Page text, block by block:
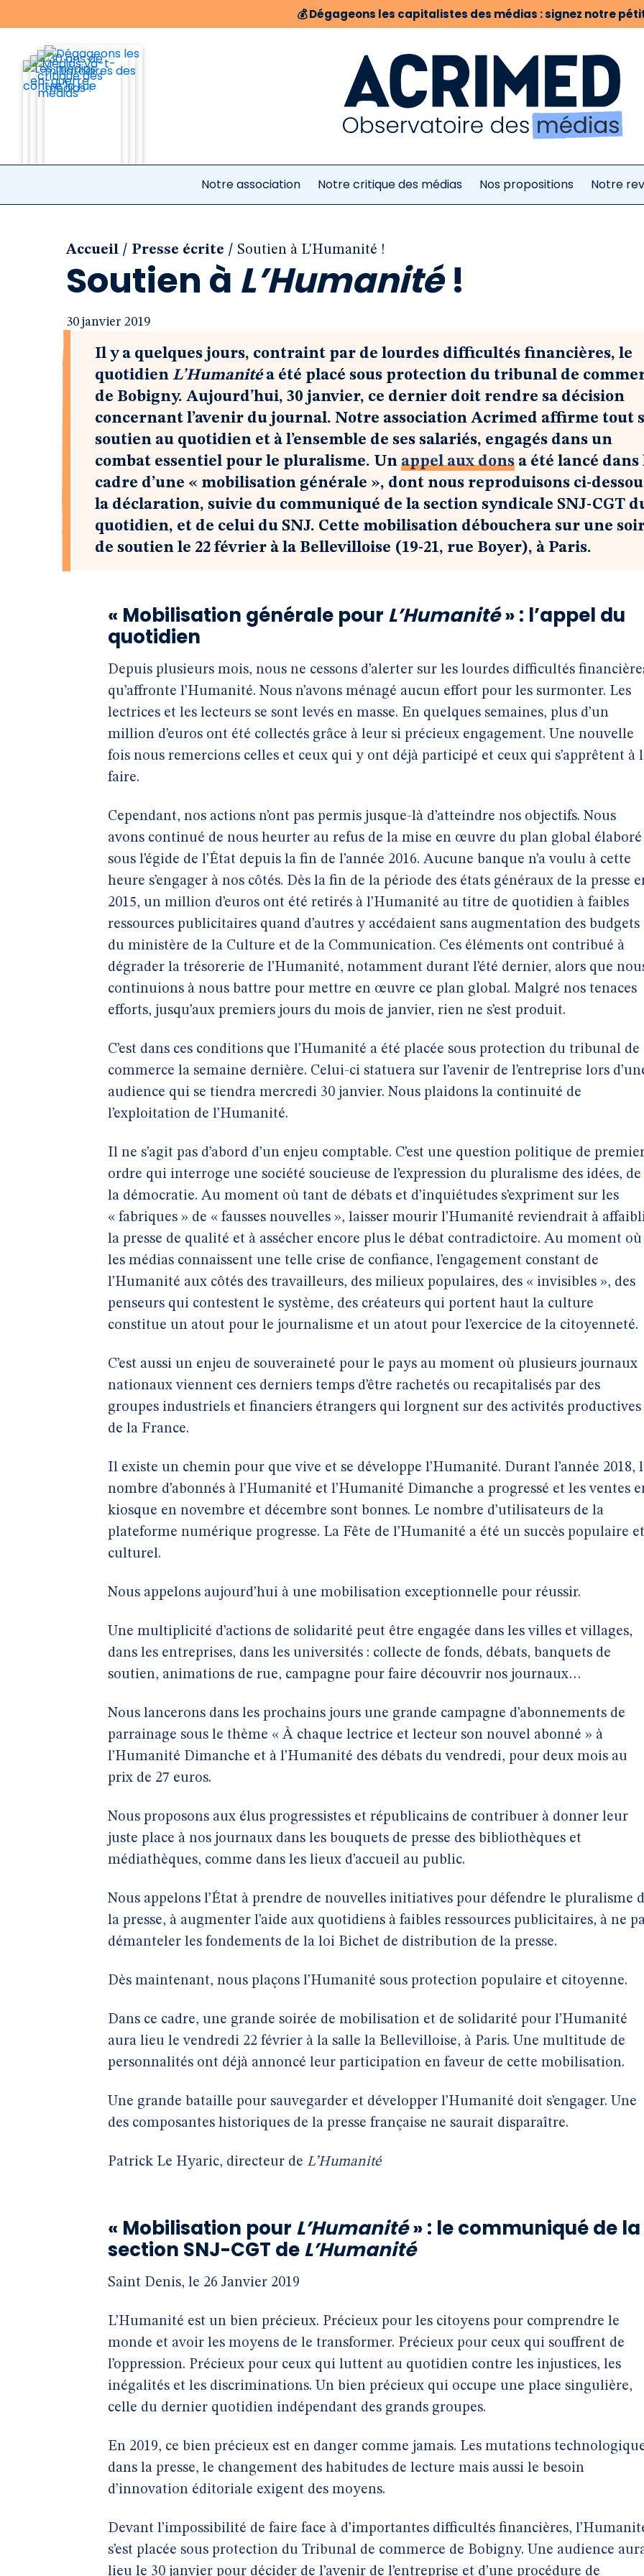
💰Dégageons les capitalistes des médias : signez notre
Notre association Notre critique des médias Nos propositions Notre
Accueil / Presse écrite / Soutien à L'Humanité !
Soutien à L’Humanité!
30 janvier 2019
Il y a quelques jours, contraint par de lourdes difficultés financières, le
quotidien L’Humanitéa été placé sous protection du tribunal de
de Bobigny. Aujourd’hui, 30 janvier, ce dernier doit rendre sa décision
concernant l’avenir du journal. Notre association Acrimed affirme tout
soutien au quotidien et à l’ensemble de ses salariés, engagés dans un
combat essentiel pour le pluralisme. Un appel aux dons a été lancé dans
cadre d’une « mobilisation générale », dont nous reproduisons ci-
la déclaration, suivie du communiqué de la section syndicale SNJ-CGT
quotidien, et de celui du SNJ. Cette mobilisation débouchera sur une
de soutien le 22 février à la Bellevilloise (19-21, rue Boyer), à Paris.
« Mobilisation générale pour L’Humanité» : l’appel du
quotidien
Depuis plusieurs mois, nous ne cessons d’alerter sur les lourdes difficultés
qu’affronte l’Humanité. Nous n’avons ménagé aucun effort pour les surmonter. Les
lectrices et les lecteurs se sont levés en masse. En quelques semaines, plus d’un
million d’euros ont été collectés grâce à leur si précieux engagement. Une nouvelle
fois nous remercions celles et ceux qui y ont déjà participé et ceux qui s’apprêtent à
faire.
Cependant, nos actions n’ont pas permis jusque-là d’atteindre nos objectifs. Nous
avons continué de nous heurter au refus de la mise en œuvre du plan global élaboré
sous l’égide de l’État depuis la fin de l’année 2016. Aucune banque n’a voulu à cette
heure s’engager à nos côtés. Dès la fin de la période des états généraux de la presse
2015, un million d’euros ont été retirés à l’Humanité au titre de quotidien à faibles
ressources publicitaires quand d’autres y accédaient sans augmentation des budgets
du ministère de la Culture et de la Communication. Ces éléments ont contribué à
dégrader la trésorerie de l’Humanité, notamment durant l’été dernier, alors que
continuions à nous battre pour mettre en œuvre ce plan global. Malgré nos tenaces
efforts, jusqu’aux premiers jours du mois de janvier, rien ne s’est produit.
C’est dans ces conditions que l’Humanité a été placée sous protection du tribunal de
commerce la semaine dernière. Celui-ci statuera sur l’avenir de l’entreprise lors
audience qui se tiendra mercredi 30 janvier. Nous plaidons la continuité de
l’exploitation de l’Humanité.
Il ne s’agit pas d’abord d’un enjeu comptable. C’est une question politique de
ordre qui interroge une société soucieuse de l’expression du pluralisme des idées, de
la démocratie. Au moment où tant de débats et d’inquiétudes s’expriment sur les
« fabriques » de « fausses nouvelles », laisser mourir l’Humanité reviendrait à
la presse de qualité et à assécher encore plus le débat contradictoire. Au moment où
les médias connaissent une telle crise de confiance, l’engagement constant de
l’Humanité aux côtés des travailleurs, des milieux populaires, des « invisibles », des
penseurs qui contestent le système, des créateurs qui portent haut la culture
constitue un atout pour le journalisme et un atout pour l’exercice de la citoyenneté.
C’est aussi un enjeu de souveraineté pour le pays au moment où plusieurs journaux
nationaux viennent ces derniers temps d’être rachetés ou recapitalisés par des
groupes industriels et financiers étrangers qui lorgnent sur des activités productives
de la France.
Il existe un chemin pour que vive et se développe l’Humanité. Durant l’année 2018,
nombre d’abonnés à l’Humanité et l’Humanité Dimanche a progressé et les ventes
kiosque en novembre et décembre sont bonnes. Le nombre d’utilisateurs de la
plateforme numérique progresse. La Fête de l’Humanité a été un succès populaire et
culturel.
Nous appelons aujourd’hui à une mobilisation exceptionnelle pour réussir.
Une multiplicité d’actions de solidarité peut être engagée dans les villes et villages,
dans les entreprises, dans les universités : collecte de fonds, débats, banquets de
soutien, animations de rue, campagne pour faire découvrir nos journaux…
Nous lancerons dans les prochains jours une grande campagne d’abonnements de
parrainage sous le thème « À chaque lectrice et lecteur son nouvel abonné » à
l’Humanité Dimanche et à l’Humanité des débats du vendredi, pour deux mois au
prix de 27 euros.
Nous proposons aux élus progressistes et républicains de contribuer à donner leur
juste place à nos journaux dans les bouquets de presse des bibliothèques et
médiathèques, comme dans les lieux d’accueil au public.
Nous appelons l’État à prendre de nouvelles initiatives pour défendre le pluralisme
la presse, à augmenter l’aide aux quotidiens à faibles ressources publicitaires, à ne
démanteler les fondements de la loi Bichet de distribution de la presse.
Dès maintenant, nous plaçons l’Humanité sous protection populaire et citoyenne.
Dans ce cadre, une grande soirée de mobilisation et de solidarité pour l’Humanité
aura lieu le vendredi 22 février à la salle la Bellevilloise, à Paris. Une multitude de
personnalités ont déjà annoncé leur participation en faveur de cette mobilisation.
Une grande bataille pour sauvegarder et développer l’Humanité doit s’engager. Une
des composantes historiques de la presse française ne saurait disparaître.
Patrick Le Hyaric, directeur de L’Humanité
« Mobilisation pour L’Humanité» : le communiqué de la
section SNJ-CGT deL’Humanité
Saint Denis, le 26 Janvier 2019
L’Humanité est un bien précieux. Précieux pour les citoyens pour comprendre le
monde et avoir les moyens de le transformer. Précieux pour ceux qui souffrent de
l’oppression. Précieux pour ceux qui luttent au quotidien contre les injustices, les
inégalités et les discriminations. Un bien précieux qui occupe une place singulière,
celle du dernier quotidien indépendant des grands groupes.
En 2019, ce bien précieux est en danger comme jamais. Les mutations
dans la presse, le changement des habitudes de lecture mais aussi le besoin
d’innovation éditoriale exigent des moyens.
Devant l’impossibilité de faire face à d’importantes difficultés financières,
s’est placée sous protection du Tribunal de commerce de Bobigny. Une audience
lieu le 30 janvier pour décider de l’avenir de l’entreprise et d’une procédure de